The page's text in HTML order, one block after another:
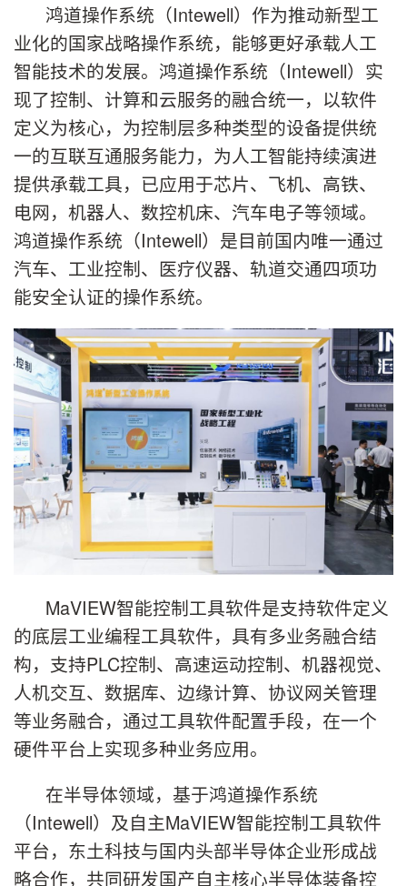
鸿道操作系统（Intewell）作为推动新型工
业化的国家战略操作系统，能够更好承载人工
智能技术的发展。鸿道操作系统（Intewell）实
现了控制、计算和云服务的融合统一，以软件
定义为核心，为控制层多种类型的设备提供统
一的互联互通服务能力，为人工智能持续演进
提供承载工具，已应用于芯片、飞机、高铁、
电网，机器人、数控机床、汽车电子等领域。
鸿道操作系统（Intewell）是目前国内唯一通过
汽车、工业控制、医疗仪器、轨道交通四项功
能安全认证的操作系统。
MaVIEW智能控制工具软件是支持软件定义
的底层工业编程工具软件，具有多业务融合结
构，支持PLC控制、高速运动控制、机器视觉、
人机交互、数据库、边缘计算、协议网关管理
等业务融合，通过工具软件配置手段，在一个
硬件平台上实现多种业务应用。
在半导体领域，基于鸿道操作系统
（Intewell）及自主MaVIEW智能控制工具软件
平台，东土科技与国内头部半导体企业形成战
略合作，共同研发国产自主核心半导体装备控